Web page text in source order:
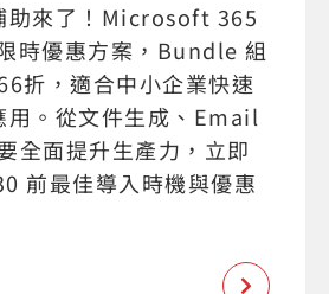
助來了！Microsoft 365
時優惠方案，Bundle 組
折，適合中小企業快速
用。從文件生成、Email
全面提升生產力，立即
前最佳導入時機與優惠